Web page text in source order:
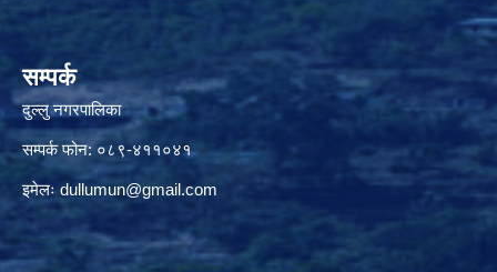
सम्पर्क
दुल्लु नगरपालिका
सम्पर्क फोन: ०८९-४११०४१
इमेलःdullumun@gmail.com